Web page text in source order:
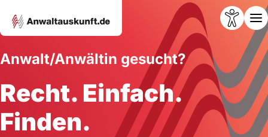
Anwalt/Anwältin gesucht?
Recht. Einfach.
Finden.